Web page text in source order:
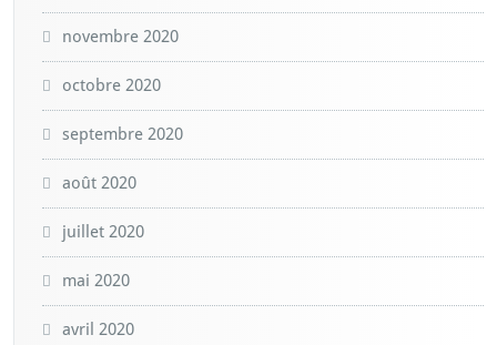
novembre 2020
octobre 2020
septembre 2020
août 2020
juillet 2020
mai 2020
avril 2020